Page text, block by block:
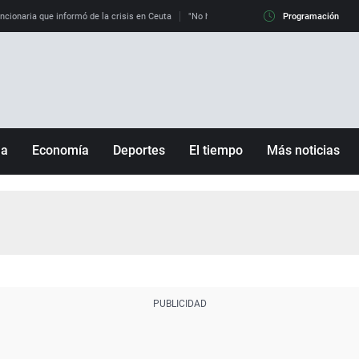
que informó de la crisis en Ceuta "No hay mafias, que no nos engañen":
Programación
Economía Deportes El tiempo Más noticias